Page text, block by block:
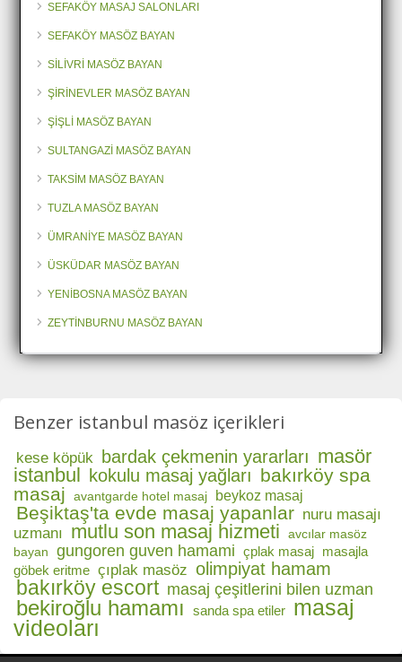
SEFAKÖY MASAJ SALONLARI
SEFAKÖY MASÖZ BAYAN
SİLİVRİ MASÖZ BAYAN
ŞİRİNEVLER MASÖZ BAYAN
ŞİŞLİ MASÖZ BAYAN
SULTANGAZİ MASÖZ BAYAN
TAKSİM MASÖZ BAYAN
TUZLA MASÖZ BAYAN
ÜMRANİYE MASÖZ BAYAN
ÜSKÜDAR MASÖZ BAYAN
YENİBOSNA MASÖZ BAYAN
ZEYTİNBURNU MASÖZ BAYAN
Benzer istanbul masöz içerikleri
kese köpük bardak çekmenin yararları masör
istanbul kokulu masaj yağları bakırköy spa
masaj
avantgarde hotel masaj beykoz masaj
Beşiktaş'ta evde masaj yapanlar nuru masajı
uzmanı mutlu son masaj hizmeti
avcılar masöz
bayan
gungoren guven hamami çplak masaj masajla
göbek eritme çıplak masöz olimpiyat hamam
bakırköy escort masaj çeşitlerini bilen uzman
bekiroğlu hamamı sanda spa etiler masaj
videoları